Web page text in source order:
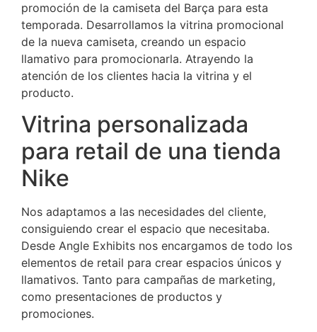
promoción de la camiseta del Barça para esta
temporada. Desarrollamos la vitrina promocional
de la nueva camiseta, creando un espacio
llamativo para promocionarla. Atrayendo la
atención de los clientes hacia la vitrina y el
producto.
Vitrina personalizada
para retail de una tienda
Nike
Nos adaptamos a las necesidades del cliente,
consiguiendo crear el espacio que necesitaba.
Desde Angle Exhibits nos encargamos de todo los
elementos de retail para crear espacios únicos y
llamativos. Tanto para campañas de marketing,
como presentaciones de productos y
promociones.